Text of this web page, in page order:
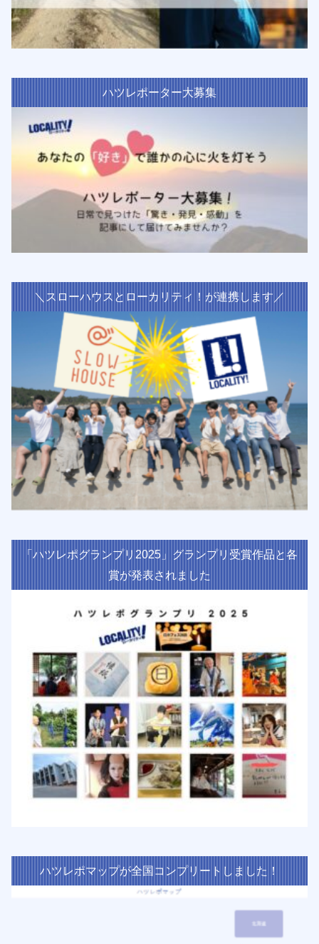
ハツレポーター大募集
＼スローハウスとローカリティ！が連携します／
「ハツレポグランプリ2025」グランプリ受賞作品と各
賞が発表されました
ハツレポマップが全国コンプリートしました！